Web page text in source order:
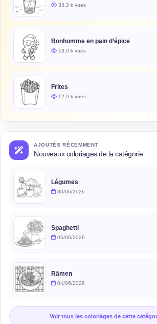
33,3 k vues
Bonhomme en pain d’épice
13,0 k vues
Frites
12,9 k vues
AJOUTÉS RÉCEMMENT
Nouveaux coloriages de la catégorie
Légumes
30/06/2026
Spaghetti
05/06/2026
Rāmen
04/06/2026
Voir tous les coloriages de cette